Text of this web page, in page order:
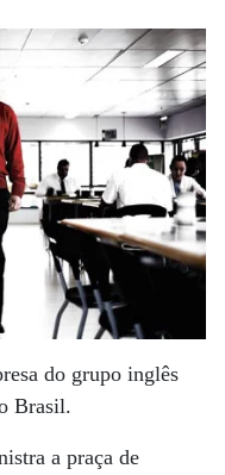
do grupo inglês
Brasil.
a praça de